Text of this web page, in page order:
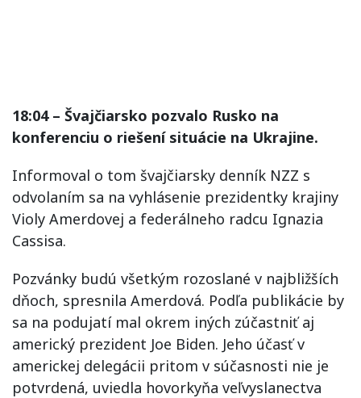
18:04 – Švajčiarsko pozvalo Rusko na
konferenciu o riešení situácie na Ukrajine.
Informoval o tom švajčiarsky denník NZZ s
odvolaním sa na vyhlásenie prezidentky krajiny
Violy Amerdovej a federálneho radcu Ignazia
Cassisa.
Pozvánky budú všetkým rozoslané v najbližších
dňoch, spresnila Amerdová. Podľa publikácie by
sa na podujatí mal okrem iných zúčastniť aj
americký prezident Joe Biden. Jeho účasť v
americkej delegácii pritom v súčasnosti nie je
potvrdená, uviedla hovorkyňa veľvyslanectva